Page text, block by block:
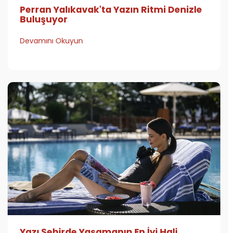
Perran Yalıkavak'ta Yazın Ritmi Denizle
Buluşuyor
Devamını Okuyun